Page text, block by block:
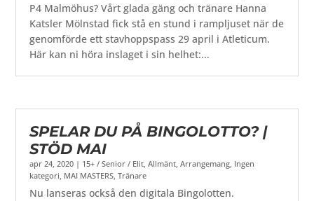
P4 Malmöhus? Vårt glada gäng och tränare Hanna
Katsler Mölnstad fick stå en stund i rampljuset när de
genomförde ett stavhoppspass 29 april i Atleticum.
Här kan ni höra inslaget i sin helhet:...
SPELAR DU PÅ BINGOLOTTO? |
STÖD MAI
apr 24, 2020 | 15+ / Senior / Elit,Allmänt,Arrangemang, Ingen
kategori, MAI MASTERS,Tränare
Nu lanseras också den digitala Bingolotten.